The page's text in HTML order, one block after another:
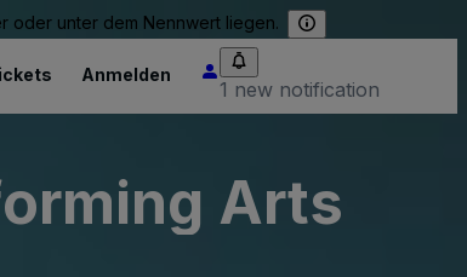
oder unter dem Nennwert liegen.
Anmelden
1 new notification
Arts